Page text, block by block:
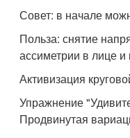
Совет: в начале
Польза: снятие
ассиметрии в лице
Активизация
Упражнение
Продвинутая